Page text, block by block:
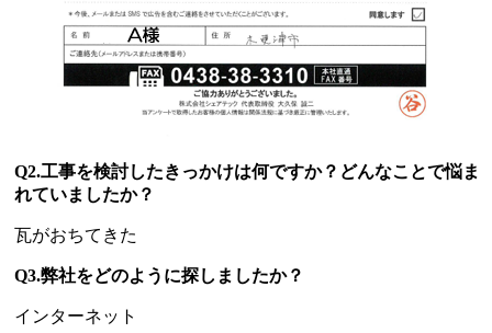
Q2.工事を検討したきっかけは何ですか？どんなことで悩ま
れていましたか？
瓦がおちてきた
Q3.弊社をどのように探しましたか？
インターネット